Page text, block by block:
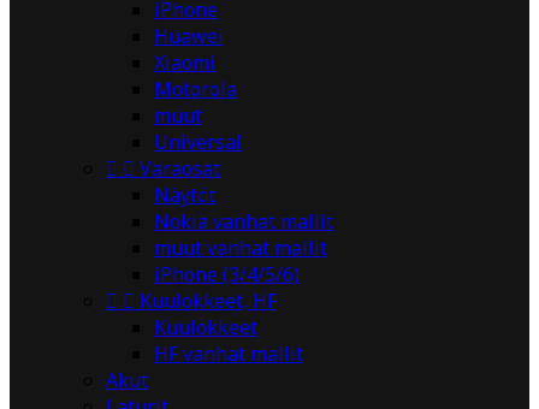
iPhone
Huawei
Xiaomi
Motorola
muut
Universal
  Varaosat
Näytöt
Nokia vanhat mallit
muut vanhat mallit
iPhone (3/4/5/6)
  Kuulokkeet, HF
Kuulokkeet
HF vanhat mallit
Akut